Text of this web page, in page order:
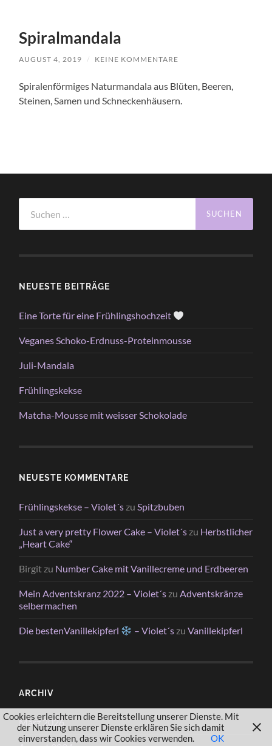
Spiralmandala
AUGUST 4, 2019 / KEINE KOMMENTARE
Spiralenförmiges Naturmandala aus Blüten, Beeren,
Steinen, Samen und Schneckenhäusern.
nach:
NEUESTE BEITRÄGE
Eine Torte für eine Frühlingshochzeit
Veganes Schoko-Erdnuss-Proteinmousse
Juli-Mandala
Frühlingskekse
Matcha-Mousse mit weisser Schokolade
NEUESTE KOMMENTARE
Frühlingskekse – Violet´s zuSpitzbuben
Just a very pretty Flower Cake – Violet´s zu Herbstlicher
„Heart Cake“
Birgit zu Number Cake mit Vanillecreme und Erdbeeren
Mein Adventskranz 2022 – Violet´s zuAdventskränze
selbermachen
Die bestenVanillekipferl – Violet´szu Vanillekipferl
ARCHIV
März 2026
Cookies erleichtern die Bereitstellung unserer Dienste. Mit
der Nutzung unserer Dienste erklären Sie sich damit
einverstanden, dass wir Cookies verwenden.
OK